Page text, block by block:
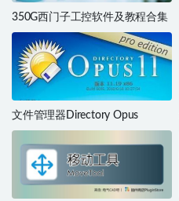
350G西门子工控软件及教程合集
文件管理器Directory Opus